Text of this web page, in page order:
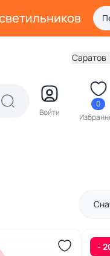
Саратов
Войти
0
-